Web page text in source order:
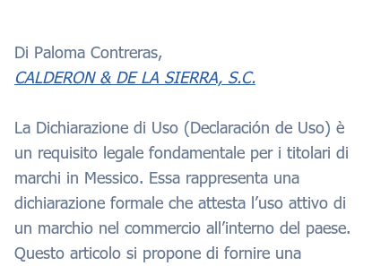
Di Paloma Contreras,
CALDERON & DE LA SIERRA, S.C.
La Dichiarazione di Uso (Declaración de Uso) è
un requisito legale fondamentale per i titolari di
marchi in Messico. Essa rappresenta una
dichiarazione formale che attesta l’uso attivo di
un marchio nel commercio all’interno del paese.
Questo articolo si propone di fornire una